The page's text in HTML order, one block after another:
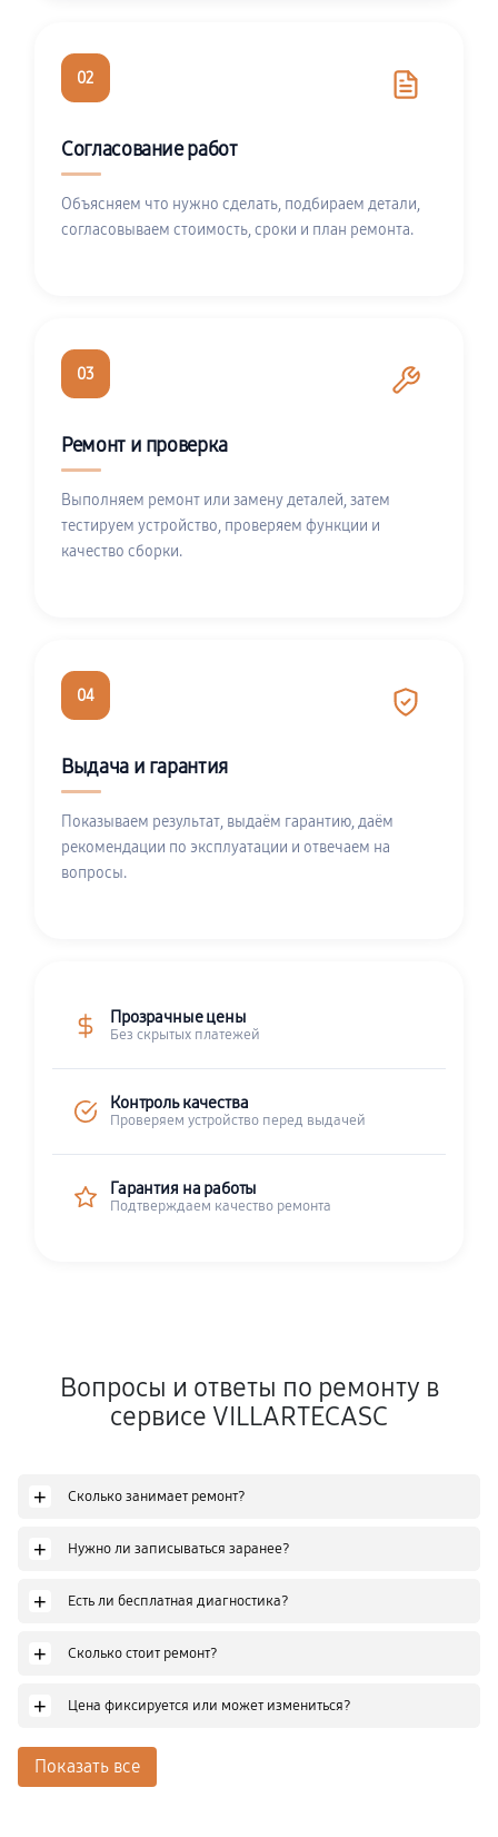
02
Согласование работ
Объясняем что нужно сделать, подбираем детали,
согласовываем стоимость, сроки и план ремонта.
03
Ремонт и проверка
Выполняем ремонт или замену деталей, затем
тестируем устройство, проверяем функции и
качество сборки.
04
Выдача и гарантия
Показываем результат, выдаём гарантию, даём
рекомендации по эксплуатации и отвечаем на
вопросы.
Прозрачные цены
Без скрытых платежей
Контроль качества
Проверяем устройство перед выдачей
Гарантия на работы
Подтверждаем качество ремонта
Вопросы и ответы по ремонту в
сервисе VILLARTECASC
+ Сколько занимает ремонт?
+ Нужно ли записываться заранее?
+ Есть ли бесплатная диагностика?
+ Сколько стоит ремонт?
+ Цена фиксируется или может измениться?
Показать все